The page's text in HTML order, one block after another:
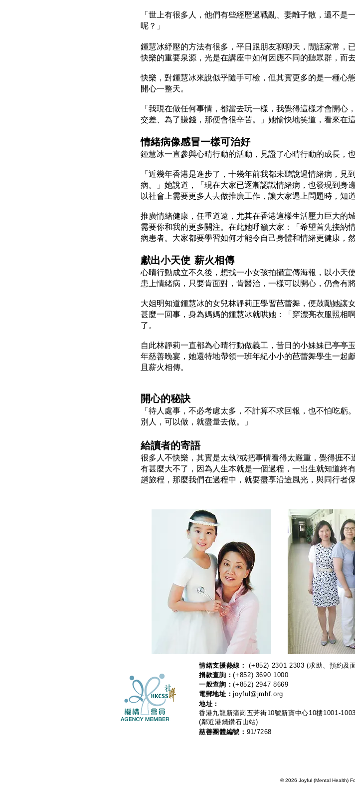
「世上有很多人，他們有些經歷過戰亂、妻離子散，還不
呢？」
鍾慧冰紓壓的方法有很多，平日跟朋友聊聊天，閒話家常，
快樂的重要泉源，光是在講座中如何因應不同的聽眾群，而
快樂，對鍾慧冰來說似乎隨手可檢，但其實更多的是一種心
開心一整天。
「我現在做任何事情，都當去玩一樣，我覺得這樣才會開
交差、為了賺錢，那便會很辛苦。」她愉快地笑道，看來在
情緒病像感冒一樣可治好
鍾慧冰一直參與心晴行動的活動，見證了心晴行動的成長，
「近幾年香港是進步了，十幾年前我都未聽說過情緒病，
病。」她說道，「現在大家已逐漸認識情緒病，也發現到身
以社會上需要更多人去做推廣工作，讓大家遇上問題時，知
推廣情緒健康，任重道遠，尤其在香港這樣生活壓力巨大的
需要你和我的更多關注。在此她呼籲大家：「希望首先接納
病患者。大家都要學習如何才能令自己身體和情緒更健康，
獻出小天使 薪火相傳
心晴行動成立不久後，想找一小女孩拍攝宣傳海報，以小天
患上情緒病，只要肯面對，肯醫治，一樣可以開心，仍會有將
大姐明知道鍾慧冰的女兒林靜莉正學習芭蕾舞，便鼓勵她讓
甚麼一回事，身為媽媽的鍾慧冰就哄她：「穿漂亮衣服照相
了。
自此林靜莉一直都為心晴行動做義工，昔日的小妹妹已亭亭
年慈善晚宴，她還特地帶領一班年紀小小的芭蕾舞學生一起
且薪火相傳。
開心的秘訣
「待人處事，不必考慮太多，不計算不求回報，也不怕吃
別人，可以做，就盡量去做。」
給讀者的寄語
很多人不快樂，其實是太執?或把事情看得太嚴重，覺得捱
有甚麼大不了，因為人生本就是一個過程，一出生就知道終
趟旅程，那麼我們在過程中，就要盡享沿途風光，與同行者
情緒支援熱線：​​(+852) 2301 2303(求助、預約及
捐款查詢：(+852) 3690 1000
一般查詢：(+852) 2947 8669
電郵地址：joyful@jmhf.org
地址：
香港九龍新蒲崗五芳街10號新寶中心10樓1001-
(鄰近港鐵鑽石山站)
慈善團體編號： 91/7268
© 2026 Joyful (Mental Health)